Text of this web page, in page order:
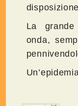
La
onda,